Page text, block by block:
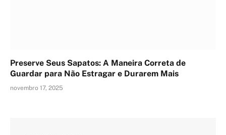
Preserve Seus Sapatos: A Maneira Correta de
Guardar para Não Estragar e Durarem Mais
novembro 17, 2025